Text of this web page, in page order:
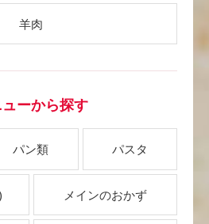
羊肉
ーから探す
パン類 パスタ
メインのおかず